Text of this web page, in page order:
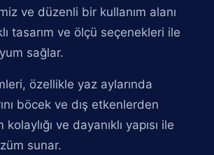
ve düzenli bir kullanım alanı
tasarım ve ölçü seçenekleri ile
sağlar.
özellikle yaz aylarında
böcek ve dış etkenlerden
kolaylığı ve dayanıklı yapısı ile
sunar.